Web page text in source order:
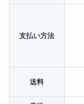
支払い方法
送料